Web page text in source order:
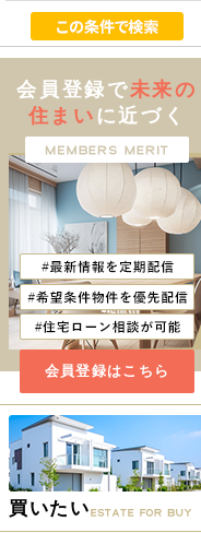
会員登録で未来の
住まい に近づく
会員登録はこちら
買いたい